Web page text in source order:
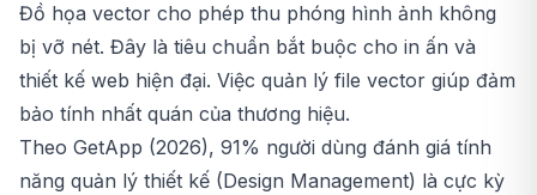
Đồ họa vector cho phép thu phóng hình ảnh không
bị vỡ nét. Đây là tiêu chuẩn bắt buộc cho in ấn và
thiết kế web hiện đại. Việc quản lý file vector giúp đảm
bảo tính nhất quán của thương hiệu.
Theo GetApp (2026), 91% người dùng đánh giá tính
năng quản lý thiết kế (Design Management) là cực kỳ